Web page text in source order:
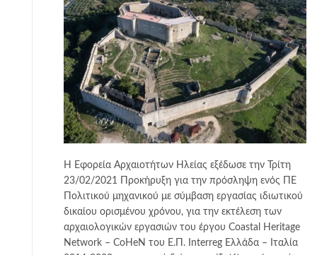
Η Εφορεία Αρχαιοτήτων Ηλείας εξέδωσε την Τρίτη
23/02/2021 Προκήρυξη για την πρόσληψη ενός ΠΕ
Πολιτικού μηχανικού με σύμβαση εργασίας ιδιωτικού
δικαίου ορισμένου χρόνου, για την εκτέλεση των
αρχαιολογικών εργασιών του έργου Coastal Heritage
Network – CoHeN του Ε.Π. Interreg Ελλάδα – Ιταλία